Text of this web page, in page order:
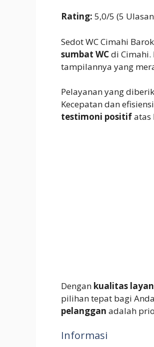
Rating: 5,0/5 (5
Sedot WC Cimahi
sumbat WCdi
tampilannya yang
Pelayanan yang
Kecepatan dan
testimoni positifatas
Dengan kualitas
pilihan tepat bagi
pelanggan adalah
Informasi